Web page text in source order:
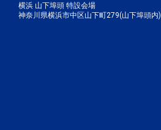
横浜 山下埠頭 特設会場
神奈川県横浜市中区山下町279(山下埠頭内)